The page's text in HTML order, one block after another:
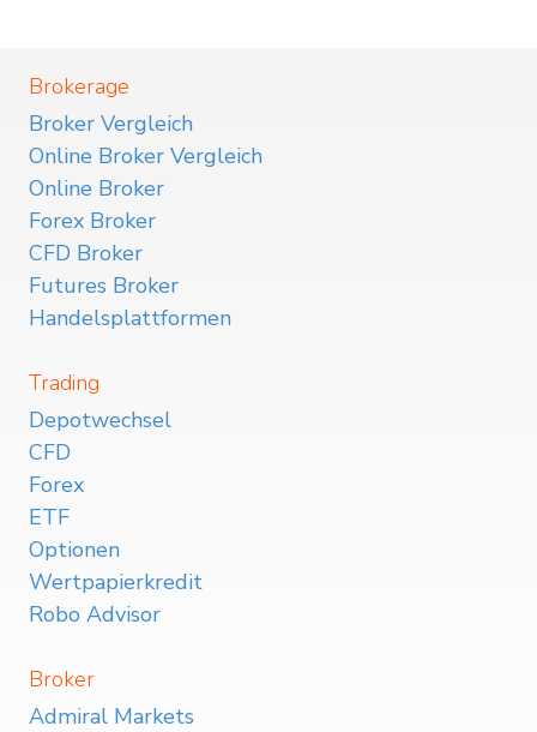
Brokerage
Broker Vergleich
Online Broker Vergleich
Online Broker
Forex Broker
CFD Broker
Futures Broker
Handelsplattformen
Trading
Depotwechsel
CFD
Forex
ETF
Optionen
Wertpapierkredit
Robo Advisor
Broker
Admiral Markets